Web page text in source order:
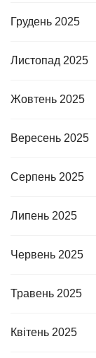
Грудень 2025
Листопад 2025
Жовтень 2025
Вересень 2025
Серпень 2025
Липень 2025
Червень 2025
Травень 2025
Квітень 2025